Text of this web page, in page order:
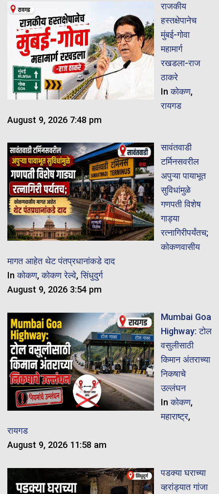
राजकीय
हस्तक्षेपानेच
मुंबई-गोवा
महामार्ग
रखडला-राज
ठाकरे
Inकोकण,
रायगड
August 9, 2026 7:48 pm
सावंतवाडी
टर्मिनसवरील
अपुऱ्या पायाभूत
सुविधांमुळे
गणपती विशेष
गाड्या
रत्नागिरीपर्यंतच;
कोकणवासीय
मागत आहेत थेट पंतप्रधानांकडे दाद
Inकोकण,कोकण रेल्वे,सिंधुदुर्ग
August 9, 2026 3:54 pm
Mumbai Goa
Highway: टोल
वसुलीसाठी
किमान अंतराच्या
निकषाचे
उल्लंघन
Inकोकण,
महाराष्ट्र,
रायगड
August 9, 2026 11:58 am
पडक्या घराच्या
व्हरांड्यात गांजा